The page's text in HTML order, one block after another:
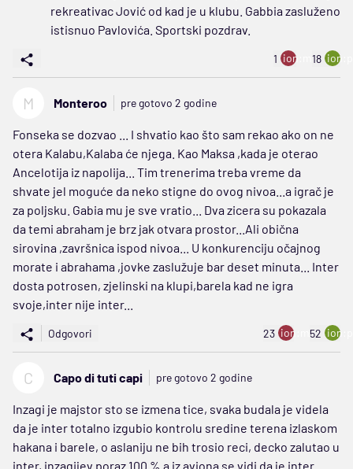
rekreativac Jović od kad je u klubu. Gabbia zasluženo
istisnuo Pavlovića. Sportski pozdrav.
1 ion:minus
18
M Monteroo pre gotovo 2 godine
Fonseka se dozvao ... I shvatio kao što sam rekao ako on ne
otera Kalabu,Kalaba će njega. Kao Maksa ,kada je oterao
Ancelotija iz napolija... Tim trenerima treba vreme da
shvate jel moguće da neko stigne do ovog nivoa...a igrač je
za poljsku. Gabia mu je sve vratio... Dva zicera su pokazala
da temi abraham je brz jak otvara prostor...Ali obična
sirovina ,završnica ispod nivoa... U konkurenciju očajnog
morate i abrahama ,jovke zaslužuje bar deset minuta... Inter
dosta potrosen, zjelinski na klupi,barela kad ne igra
svoje,inter nije inter...
Odgovori 23 ion:minus
52
C Capo di tuti capi pre gotovo 2 godine
Inzagi je majstor sto se izmena tice, svaka budala je videla
da je inter totalno izgubio kontrolu sredine terena izlaskom
hakana i barele, o aslaniju ne bih trosio reci, decko zalutao u
inter, inzagijev poraz 100 % a iz aviona se vidi da je inter